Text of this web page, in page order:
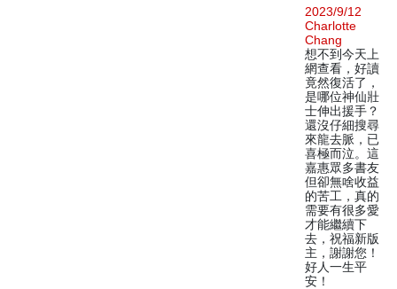
2023/9/12
Charlotte
Chang
想不到今天上
網查看，好讀
竟然復活了，
是哪位神仙壯
士伸出援手？
還沒仔細搜尋
來龍去脈，已
喜極而泣。這
嘉惠眾多書友
但卻無啥收益
的苦工，真的
需要有很多愛
才能繼續下
去，祝福新版
主，謝謝您！
好人一生平
安！